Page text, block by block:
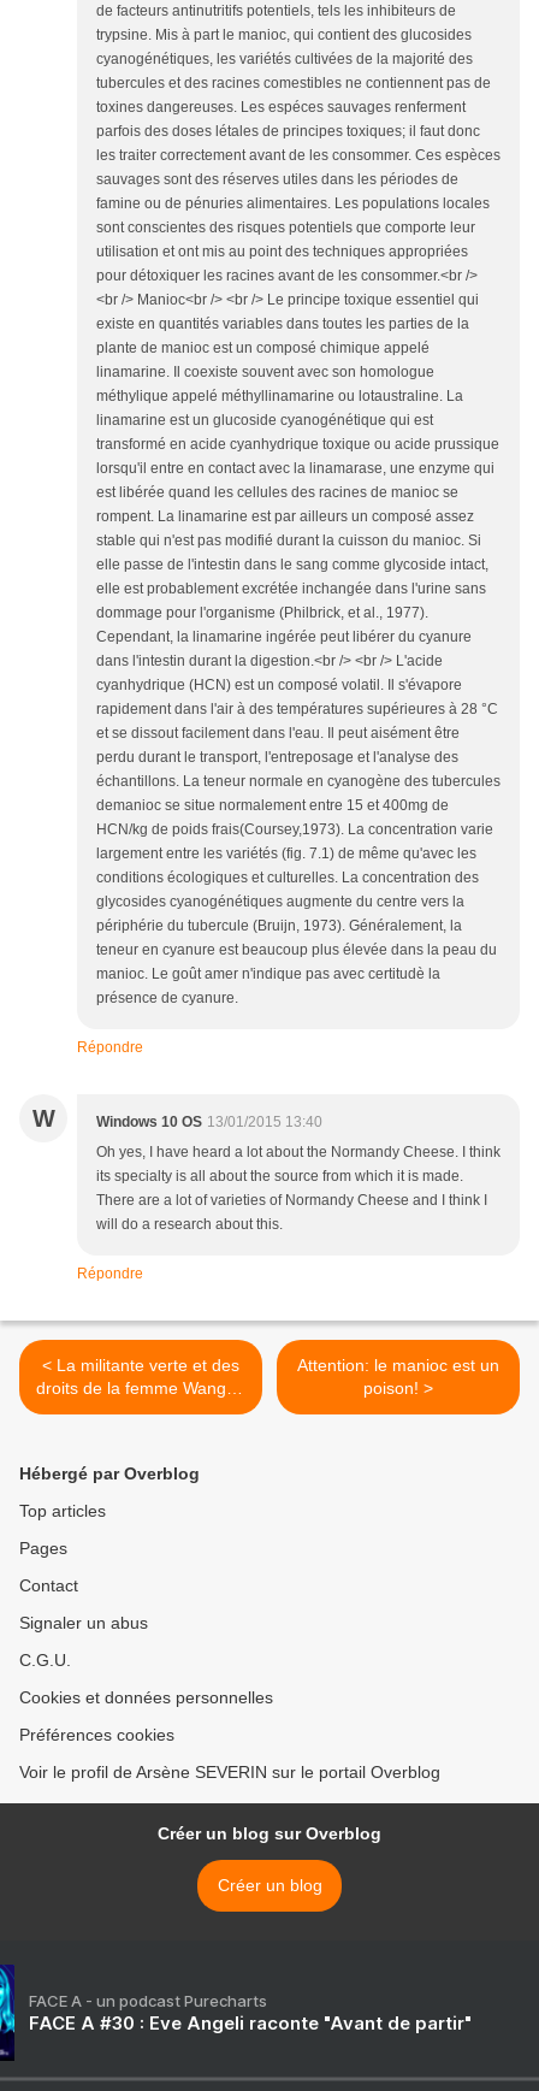
de facteurs antinutritifs potentiels, tels les inhibiteurs de
trypsine. Mis à part le manioc, qui contient des glucosides
cyanogénétiques, les variétés cultivées de la majorité des
tubercules et des racines comestibles ne contiennent pas de
toxines dangereuses. Les espéces sauvages renferment
parfois des doses létales de principes toxiques; il faut donc
les traiter correctement avant de les consommer. Ces espèces
sauvages sont des réserves utiles dans les périodes de
famine ou de pénuries alimentaires. Les populations locales
sont conscientes des risques potentiels que comporte leur
utilisation et ont mis au point des techniques appropriées
pour détoxiquer les racines avant de les consommer.<br />
<br /> Manioc<br /> <br /> Le principe toxique essentiel qui
existe en quantités variables dans toutes les parties de la
plante de manioc est un composé chimique appelé
linamarine. Il coexiste souvent avec son homologue
méthylique appelé méthyllinamarine ou lotaustraline. La
linamarine est un glucoside cyanogénétique qui est
transformé en acide cyanhydrique toxique ou acide prussique
lorsqu'il entre en contact avec la linamarase, une enzyme qui
est libérée quand les cellules des racines de manioc se
rompent. La linamarine est par ailleurs un composé assez
stable qui n'est pas modifié durant la cuisson du manioc. Si
elle passe de l'intestin dans le sang comme glycoside intact,
elle est probablement excrétée inchangée dans l'urine sans
dommage pour l'organisme (Philbrick, et al., 1977).
Cependant, la linamarine ingérée peut libérer du cyanure
dans l'intestin durant la digestion.<br /> <br /> L'acide
cyanhydrique (HCN) est un composé volatil. Il s'évapore
rapidement dans l'air à des températures supérieures à 28 °C
et se dissout facilement dans l'eau. Il peut aisément être
perdu durant le transport, l'entreposage et l'analyse des
échantillons. La teneur normale en cyanogène des tubercules
demanioc se situe normalement entre 15 et 400mg de
HCN/kg de poids frais(Coursey,1973). La concentration varie
largement entre les variétés (fig. 7.1) de même qu'avec les
conditions écologiques et culturelles. La concentration des
glycosides cyanogénétiques augmente du centre vers la
périphérie du tubercule (Bruijn, 1973). Généralement, la
teneur en cyanure est beaucoup plus élevée dans la peau du
manioc. Le goût amer n'indique pas avec certitudè la
présence de cyanure.
Répondre
W Windows 10 OS 13/01/2015 13:40
Oh yes, I have heard a lot about the Normandy Cheese. I think
its specialty is all about the source from which it is made.
There are a lot of varieties of Normandy Cheese and I think I
will do a research about this.
Répondre
< La militante verte et des
droits de la femme Wangari
Maathai a tiré sa révérence
Attention: le manioc est un
poison! >
Hébergé par Overblog
Top articles
Pages
Contact
Signaler un abus
C.G.U.
Cookies et données personnelles
Préférences cookies
Voir le profil de Arsène SEVERIN sur le portail Overblog
Créer un blog sur Overblog
Créer un blog
FACE A - un podcast Purecharts
FACE A #30 : Eve Angeli raconte "Avant de partir"